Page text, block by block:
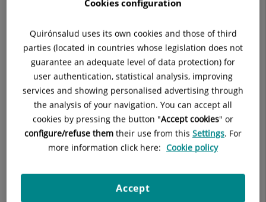
Taxi
Bilbao
detección de Covid-
. La empresadecana del sector del taxi en el País Vasco
cuenta con más de 500 taxistas asociados.
Esta iniciativa tiene como objetivoconfirmar o descartar la
infección por Covid-19, y favorecer la seguridad tanto de los
profesionales como de los usuariosde taxi. Los
profesionales que lo requieran pueden acudir alservicio
Auto-Coviddel Hospital Quirónsalud Bizkaia para realizarse
prueba PCR o el test de antígenos sin bajarse del coche.
"Ofrecer unservicio
Cookies configuration
Quirónsalud uses its own cookies and those of third
parties (located in countries whose legislation does not
guarantee an adequate level of data protection) for
user authentication, statistical analysis, improving
services and showing personalised advertising through
the analysis of your navigation. You can accept all
cookies by pressing the button "Accept cookies" or
configure/refuse them their use from this Settings. For
more information click here: Cookie policy
Accept